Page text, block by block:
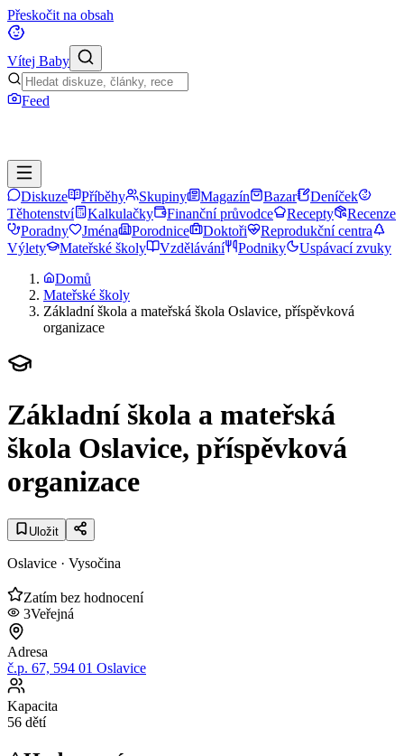
Přeskočit na obsah
Vítej Baby
Feed
Diskuze Příběhy Skupiny Magazín Bazar
Deníček
Těhotenství
Kalkulačky Finanční průvodce Recepty
Recenze
Poradny
Jména Porodnice Doktoři
Reprodukční centra
Výlety
Mateřské školy Vzdělávání Podniky
Uspávací zvuky
Domů
Mateřské školy
Základní škola a mateřská škola Oslavice, příspěvková
organizace
Základní škola a mateřská
škola Oslavice, příspěvková
organizace
Uložit
Oslavice · Vysočina
Zatím bez hodnocení
3Veřejná
Adresa
č.p. 67, 594 01 Oslavice
Kapacita
56 dětí